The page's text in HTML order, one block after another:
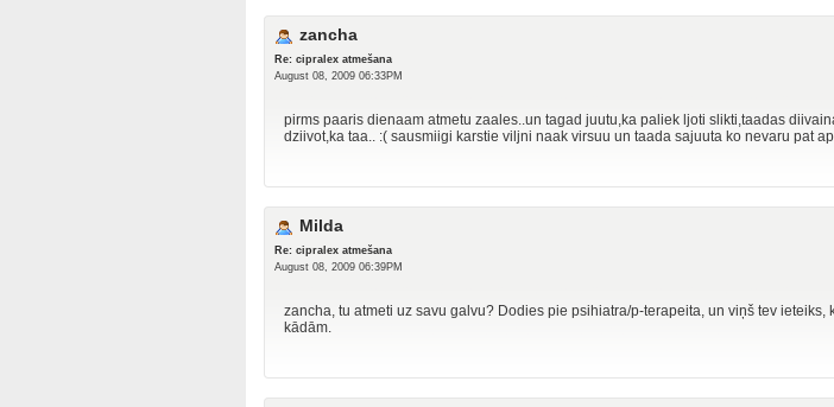
zancha
Re: cipralex atmešana
August 08, 2009 06:33PM
pirms paaris dienaam atmetu zaales..un tagad juutu,ka paliek ljoti slikti,taadas
dziivot,ka taa.. :( sausmiigi karstie viljni naak virsuu un taada sajuuta ko nevaru pat
Milda
Re: cipralex atmešana
August 08, 2009 06:39PM
zancha, tu atmeti uz savu galvu? Dodies pie psihiatra/p-terapeita, un viņš tev
kādām.